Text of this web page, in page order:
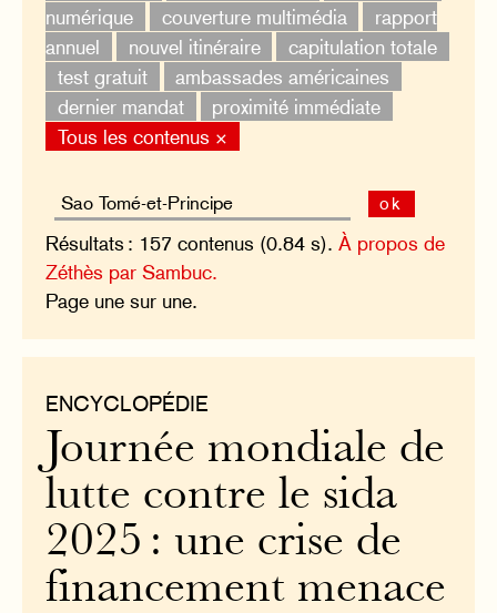
numérique
couverture multimédia
rapport
annuel
nouvel itinéraire
capitulation totale
test gratuit
ambassades américaines
dernier mandat
proximité immédiate
Tous les contenus ×
ok
Résultats : 157 contenus (0.84 s).À propos de
Zéthès par Sambuc.
Page une sur une.
ENCYCLOPÉDIE
Journée mondiale de
lutte contre le sida
2025 : une crise de
financement menace